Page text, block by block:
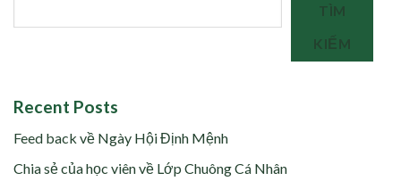
TÌM
KIẾM
Recent Posts
Feed back về Ngày Hội Định Mệnh
Chia sẻ của học viên về Lớp Chuông Cá Nhân